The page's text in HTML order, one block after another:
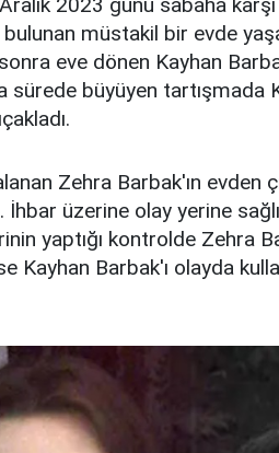
müstakil bir evde
eve dönen Kayhan
sürede büyüyen
Zehra Barbak'ın evden
İhbar üzerine olay yerine
yaptığı kontrolde Zehra
Kayhan Barbak'ı olayda